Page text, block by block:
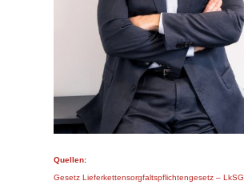
Quellen:
Gesetz Lieferkettensorgfaltspflichtengesetz – LkSG